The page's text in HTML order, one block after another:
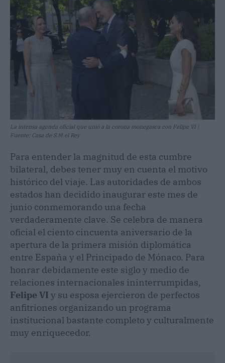
La intensa agenda oficial que unió a la corona monegasca con Felipe VI |
Fuente: Casa de S.M el Rey
Para entender la magnitud de esta cumbre
bilateral, debes tener muy en cuenta el motivo
histórico del viaje. Las autoridades de ambos
estados han decidido inaugurar este mes de
junio conmemorando una fecha
verdaderamente clave. Se celebra de manera
oficial el ciento cincuenta aniversario de la
apertura de la primera misión diplomática
entre España y el Principado de Mónaco. Para
honrar debidamente este siglo y medio de
relaciones internacionales ininterrumpidas,
Felipe VI y su esposa ejercieron de perfectos
anfitriones organizando un programa
institucional bastante completo y culturalmente
muy enriquecedor.